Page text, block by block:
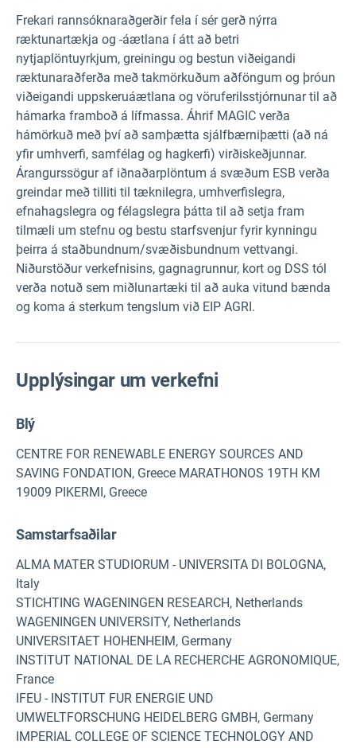
Frekari rannsóknaraðgerðir fela í sér gerð nýrra
ræktunartækja og -áætlana í átt að betri
nytjaplöntuyrkjum, greiningu og bestun viðeigandi
ræktunaraðferða með takmörkuðum aðföngum og þróun
viðeigandi uppskeruáætlana og vöruferilsstjórnunar til að
hámarka framboð á lífmassa. Áhrif MAGIC verða
hámörkuð með því að samþætta sjálfbærniþætti (að ná
yfir umhverfi, samfélag og hagkerfi) virðiskeðjunnar.
Árangurssögur af iðnaðarplöntum á svæðum ESB verða
greindar með tilliti til tæknilegra, umhverfislegra,
efnahagslegra og félagslegra þátta til að setja fram
tilmæli um stefnu og bestu starfsvenjur fyrir kynningu
þeirra á staðbundnum/svæðisbundnum vettvangi.
Niðurstöður verkefnisins, gagnagrunnur, kort og DSS tól
verða notuð sem miðlunartæki til að auka vitund bænda
og koma á sterkum tengslum við EIP AGRI.
Upplýsingar um verkefni
Blý
CENTRE FOR RENEWABLE ENERGY SOURCES AND
SAVING FONDATION, Greece MARATHONOS 19TH KM
19009 PIKERMI, Greece
Samstarfsaðilar
ALMA MATER STUDIORUM - UNIVERSITA DI BOLOGNA,
Italy
STICHTING WAGENINGEN RESEARCH, Netherlands
WAGENINGEN UNIVERSITY, Netherlands
UNIVERSITAET HOHENHEIM, Germany
INSTITUT NATIONAL DE LA RECHERCHE AGRONOMIQUE,
France
IFEU - INSTITUT FUR ENERGIE UND
UMWELTFORSCHUNG HEIDELBERG GMBH, Germany
IMPERIAL COLLEGE OF SCIENCE TECHNOLOGY AND